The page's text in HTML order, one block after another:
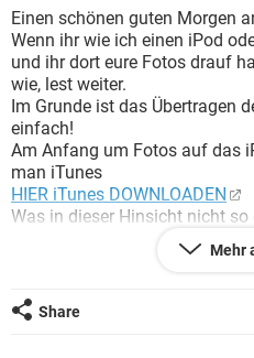
FACEBOOK
WHATSAPP
FACEBOOK
ANDROID
WINDOWS 10
WHATSAPP
FACEBOOK
Einen schönen guten Morgen
Wenn ihr wie ich einen iPod
und ihr dort eure Fotos drauf
wie, lest weiter.
Im Grunde ist das Übertragen
einfach!
Am Anfang um Fotos auf das
man iTunes
HIER iTunes DOWNLOADEN
Was in dieser Hinsicht nicht
zu übertragen und zu
Das heißt, dass du mit iTunes
wenn du die Pics vom PC
synchronisierst, diese auch
Mehr
Share